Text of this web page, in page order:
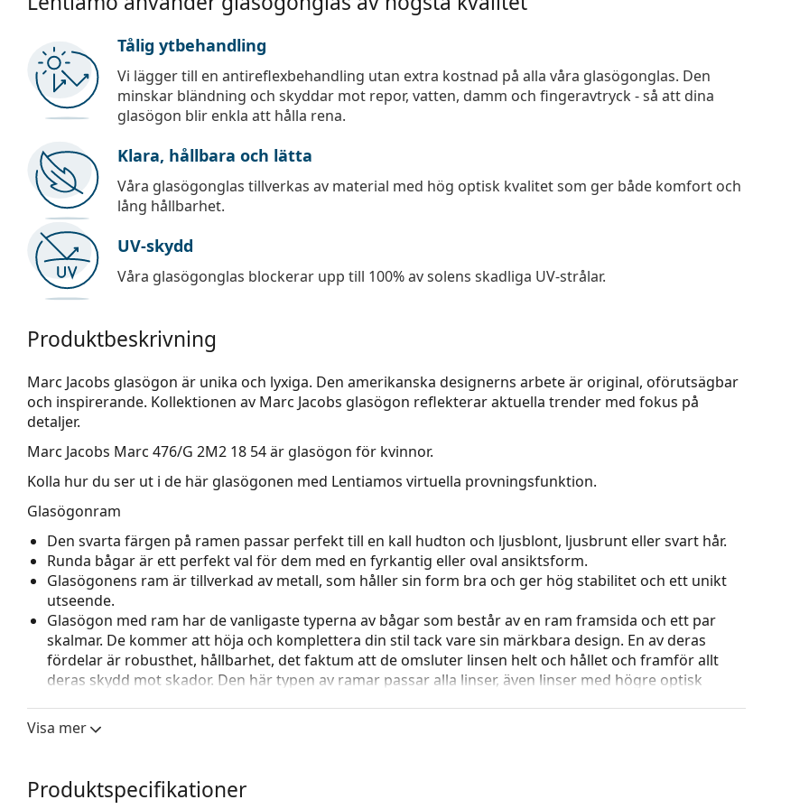
Tålig ytbehandling
Vi lägger till en antireflexbehandling utan extra kostnad på alla våra glasögonglas. Den
minskar bländning och skyddar mot repor, vatten, damm och fingeravtryck - så att dina
glasögon blir enkla att hålla rena.
Klara, hållbara och lätta
Våra glasögonglas tillverkas av material med hög optisk kvalitet som ger både komfort och
lång hållbarhet.
UV-skydd
Våra glasögonglas blockerar upp till 100% av solens skadliga UV-strålar.
Produktbeskrivning
Marc Jacobs glasögon är unika och lyxiga. Den amerikanska designerns arbete är original, oförutsägbar
och inspirerande. Kollektionen av Marc Jacobs glasögon reflekterar aktuella trender med fokus på
detaljer.
Marc Jacobs Marc 476/G 2M2 18 54är glasögon för kvinnor.
Kolla hur du ser ut i de här glasögonen med Lentiamos virtuella provningsfunktion.
Glasögonram
Den svarta färgen på ramen passar perfekt till en kall hudton och ljusblont, ljusbrunt eller svart hår.
Runda bågar är ett perfekt val för dem med en fyrkantig eller oval ansiktsform.
Glasögonens ram är tillverkad av metall, som håller sin form bra och ger hög stabilitet och ett unikt
utseende.
Glasögon med ram har de vanligaste typerna av bågar som består av en ram framsida och ett par
skalmar. De kommer att höja och komplettera din stil tack vare sin märkbara design. En av deras
fördelar är robusthet, hållbarhet, det faktum att de omsluter linsen helt och hållet och framför allt
deras skydd mot skador. Den här typen av ramar passar alla linser, även linser med högre optisk
glasögon för att ge högre komfort. Justering av näskuddarna bör alltid utföras av en erfaren optiker
Tillbehör
Visa mer
Produktspecifikationer